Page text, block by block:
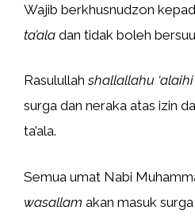
Wajib berkhusnudzon
ta’ala dan tidak boleh
Rasulullahshallallahu
surga dan neraka atas izin
ta’ala.
Semua umat Nabi
wasallam akan masuk